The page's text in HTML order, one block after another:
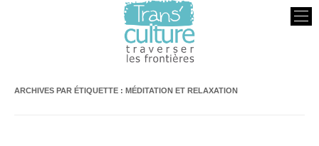
ARCHIVES PAR ÉTIQUETTE : MÉDITATION ET RELAXATION